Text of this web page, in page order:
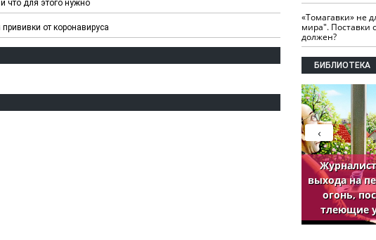
что для этого нужно
от коронавируса
«Томагавки» не
мира". Поставки
должен?
БИБЛИОТЕКА
выхода на
огонь,
тлеющие
‹